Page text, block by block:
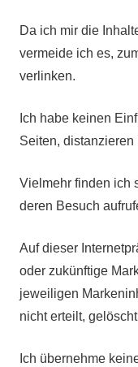
Da ich mir die
vermeide ich es,
verlinken.
Ich habe keinen
Seiten,
Vielmehr finden ich
deren Besuch
Auf dieser
oder zukünftige
jeweiligen
nicht erteilt,
Ich übernehme